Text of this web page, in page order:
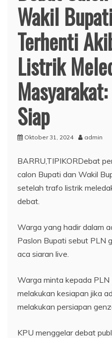
Wakil
Terhenti
Listrik
Siap
Oktober 31, 2024 admin
BARRU,TIPIKORDebat
calon Bupati dan Wakil
setelah trafo listrik
debat.
Warga yang hadir dalam
Paslon Bupati sebut PLN
aca siaran live.
Warga minta kepada PLN
melakukan kesiapan jika
melakukan persiapan
KPU menggelar debat